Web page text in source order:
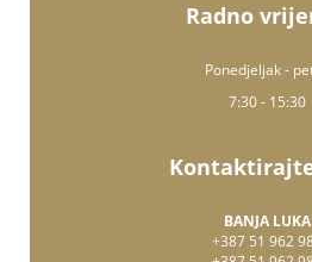
Radno
Ponedjeljak -
7:30 - 15:30
BANJA LUKA
+387 51 962